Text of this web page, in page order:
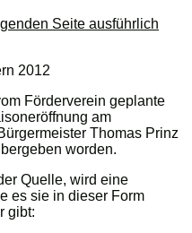
Seite ausführlich
2012
Förderverein geplante
am
Thomas Prinz
worden.
Quelle, wird eine
es sie in dieser Form
gibt: